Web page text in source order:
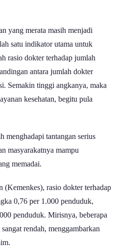
yang merata masih menjadi
satu indikator utama untuk
rasio dokter terhadap jumlah
antara jumlah dokter
Semakin tinggi angkanya, maka
kesehatan, begitu pula
menghadapi tantangan serius
masyarakatnya mampu
memadai.
(Kemenkes), rasio dokter terhadap
0,76 per 1.000 penduduk,
penduduk. Mirisnya, beberapa
rendah, menggambarkan